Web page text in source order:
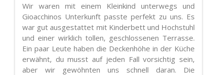
Wir waren mit einem Kleinkind unterwegs und
Gioacchinos Unterkunft passte perfekt zu uns. Es
war gut ausgestattet mit Kinderbett und Hochstuhl
und einer wirklich tollen, geschlossenen Terrasse.
Ein paar Leute haben die Deckenhöhe in der Küche
erwähnt, du musst auf jeden Fall vorsichtig sein,
aber wir gewöhnten uns schnell daran. Die